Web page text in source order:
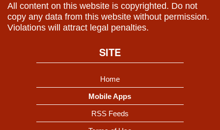
All content on this website is copyrighted. Do not
copy any data from this website without permission.
Violations will attract legal penalties.
SITE
Home
Mobile Apps
RSS Feeds